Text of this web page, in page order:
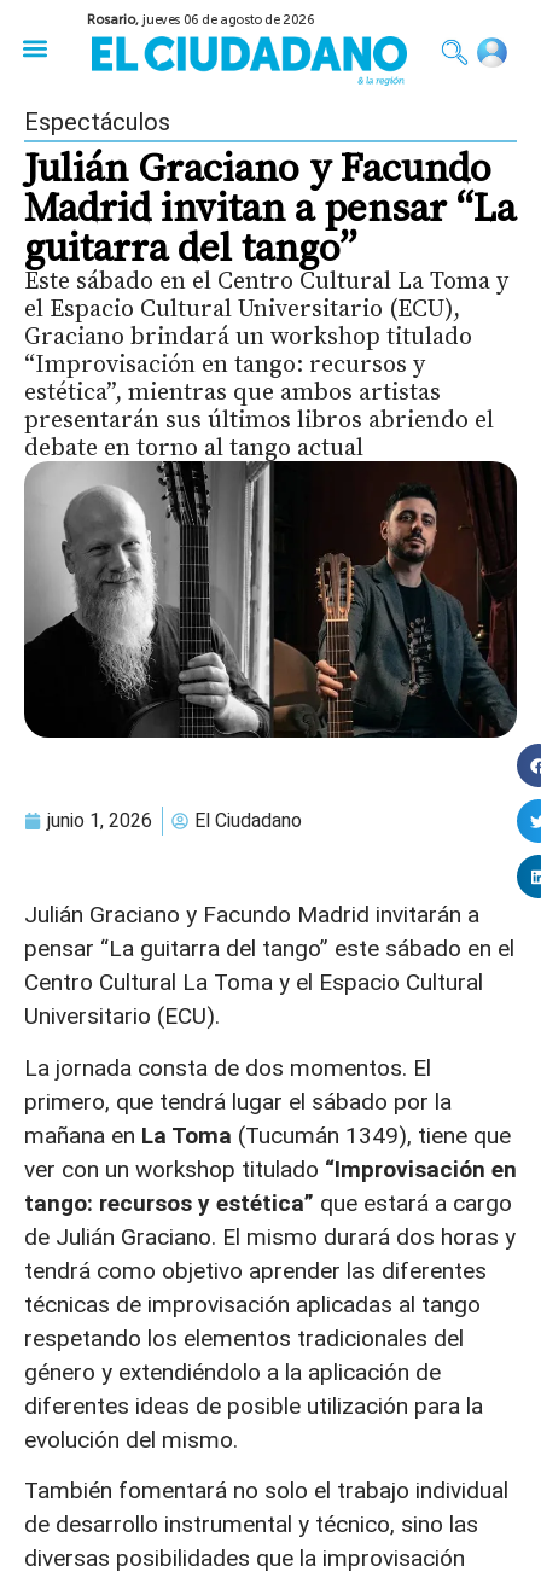
Rosario,jueves 06 de agosto de 2026
Espectáculos
Julián Graciano y Facundo
Madrid invitan a pensar “La
guitarra del tango”
Este sábado en el Centro Cultural La Toma y
el Espacio Cultural Universitario (ECU),
Graciano brindará un workshop titulado
“Improvisación en tango: recursos y
estética”, mientras que ambos artistas
presentarán sus últimos libros abriendo el
debate en torno al tango actual
junio 1, 2026 El Ciudadano
Julián Graciano y Facundo Madrid invitarán a
pensar “La guitarra del tango” este sábado en el
Centro Cultural La Toma y el Espacio Cultural
Universitario (ECU).
La jornada consta de dos momentos. El
primero, que tendrá lugar el sábado por la
mañana en La Toma (Tucumán 1349), tiene que
ver con un workshop titulado “Improvisación en
tango: recursos y estética” que estará a cargo
de Julián Graciano. El mismo durará dos horas y
tendrá como objetivo aprender las diferentes
técnicas de improvisación aplicadas al tango
respetando los elementos tradicionales del
género y extendiéndolo a la aplicación de
diferentes ideas de posible utilización para la
evolución del mismo.
También fomentará no solo el trabajo individual
de desarrollo instrumental y técnico, sino las
diversas posibilidades que la improvisación